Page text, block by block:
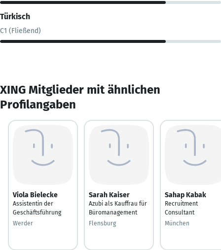
Türkisch
C1 (Fließend)
XING Mitglieder mit ähnlichen
Profilangaben
Viola Bielecke
Assistentin der
Geschäftsführung
Werder
Sarah Kaiser
Azubi als Kauffrau für
Büromanagement
Flensburg
Sahap Kabak
Recruitment
Consultant
München